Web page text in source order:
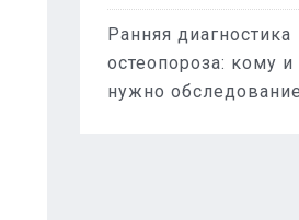
Ранняя диагностика
остеопороза: кому и
нужно обследование